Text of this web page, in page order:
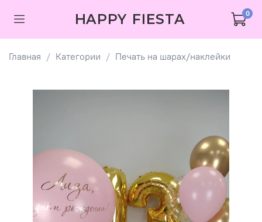
HAPPY FIESTA 0
Главная Категории Печать на шарах/наклейки